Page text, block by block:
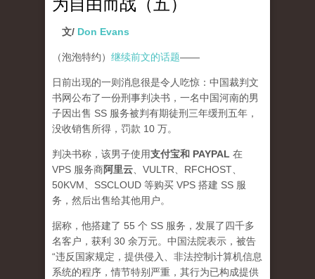
为自由而战（五）
文/ Don Evans
（泡泡特约） 继续前文的话题——
日前出现的一则消息很是令人吃惊：中国裁判文
书网公布了一份刑事判决书，一名中国河南的男
子因出售 SS 服务被判有期徒刑三年缓刑五年，
没收销售所得，罚款 10 万。
判决书称，该男子使用支付宝和 PAYPAL 在
VPS 服务商阿里云 、VULTR、RFCHOST、
50KVM、SSCLOUD 等购买 VPS 搭建 SS 服
务，然后出售给其他用户。
据称，他搭建了 55 个 SS 服务，发展了四千多
名客户，获利 30 余万元。中国法院表示，被告
“违反国家规定，提供侵入、非法控制计算机信息
系统的程序，情节特别严重，其行为已构成提供